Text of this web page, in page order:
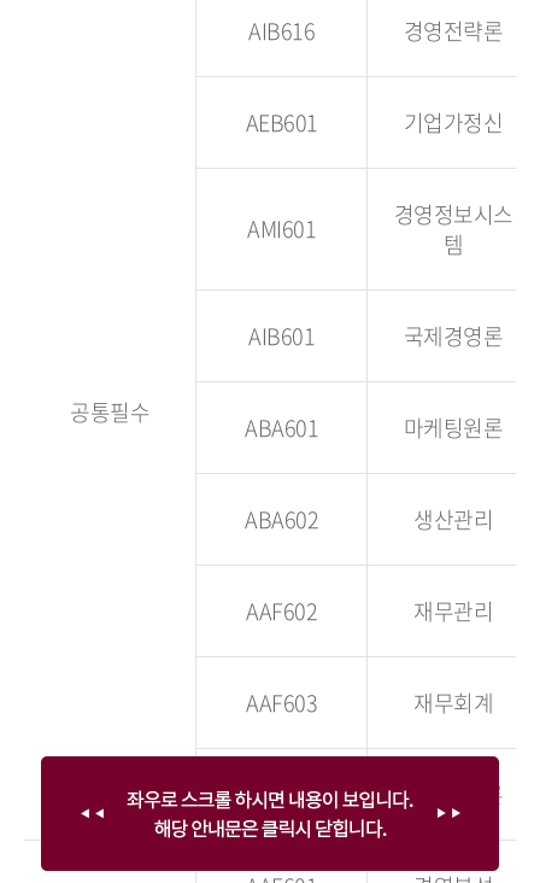
공통필수
AIB616 경영전략론
AEB601 기업가정신
AMI601
경영정보시스
템
AIB601 국제경영론
ABA601 마케팅원론
ABA602 생산관리
AAF602 재무관리
AAF603 재무회계
AHO605 조직행동론